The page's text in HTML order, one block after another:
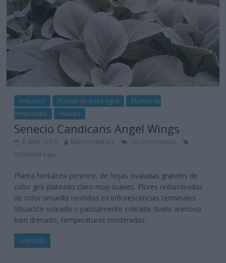
Arbustos Plantas de poca agua
Plantas de
temporada
Vivaces
Senecio Candicans Angel Wings
8 abril, 2019 Marisol Huesca
10 comentarios
Dificultad baja
Planta herbácea perenne, de hojas ovaladas grandes de
color gris plateado claro muy suaves. Flores redondeadas
de color amarillo reunidas en inflorescencias terminales.
Situación soleada o parcialmente soleada. Suelo arenoso
bien drenado, temperaturas moderadas.
Leer más